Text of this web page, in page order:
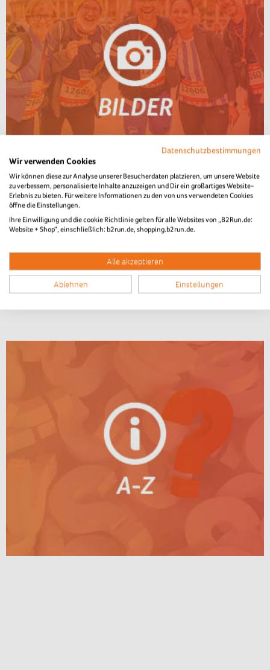
Datenschutzbestimmungen
Wir verwenden Cookies
Wir können diese zur Analyse unserer Besucherdaten platzieren, um unsere Website
zu verbessern, personalisierte Inhalte anzuzeigen und Dir ein großartiges Website-
Erlebnis zu bieten. Für weitere Informationen zu den von uns verwendeten Cookies
öffne die Einstellungen.
Ihre Einwilligung und die cookie Richtlinie gelten für alle Websites von „B2Run.de:
Website + Shop“, einschließlich: b2run.de, shopping.b2run.de.
Alle akzeptieren
Ablehnen Einstellungen